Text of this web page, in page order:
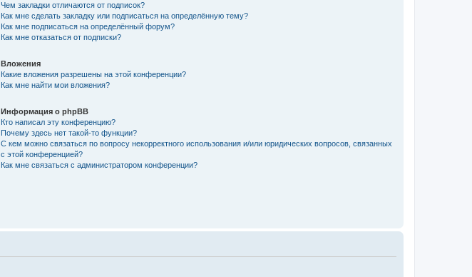
Чем закладки отличаются от подписок?
Как мне сделать закладку или подписаться на определённую тему?
Как мне подписаться на определённый форум?
Как мне отказаться от подписки?
Вложения
Какие вложения разрешены на этой конференции?
Как мне найти мои вложения?
Информация о phpBB
Кто написал эту конференцию?
Почему здесь нет такой-то функции?
С кем можно связаться по вопросу некорректного использования и/или юридических вопросов, связанных
с этой конференцией?
Как мне связаться с администратором конференции?